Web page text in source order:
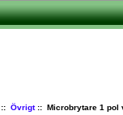
:: Övrigt:: Microbrytare 1 pol